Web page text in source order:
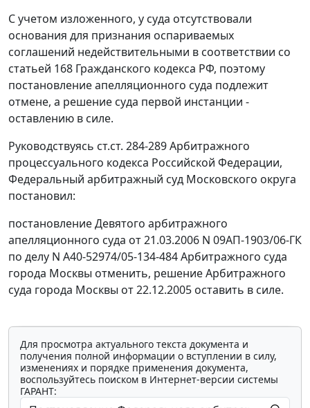
С учетом изложенного, у суда отсутствовали
основания для признания оспариваемых
соглашений недействительными в соответствии со
статьей 168 Гражданского кодекса РФ, поэтому
постановление апелляционного суда подлежит
отмене, а решение суда первой инстанции -
оставлению в силе.
Руководствуясь ст.ст. 284-289Арбитражного
процессуального кодекса Российской Федерации,
Федеральный арбитражный суд Московского округа
постановил:
постановление Девятого арбитражного
апелляционного суда от 21.03.2006 N 09АП-1903/06-ГК
по делу N А40-52974/05-134-484 Арбитражного суда
города Москвы отменить, решение Арбитражного
суда города Москвы от 22.12.2005 оставить в силе.
Для просмотра актуального текста документа и
получения полной информации о вступлении в силу,
изменениях и порядке применения документа,
воспользуйтесь поиском в Интернет-версии системы
ГАРАНТ: